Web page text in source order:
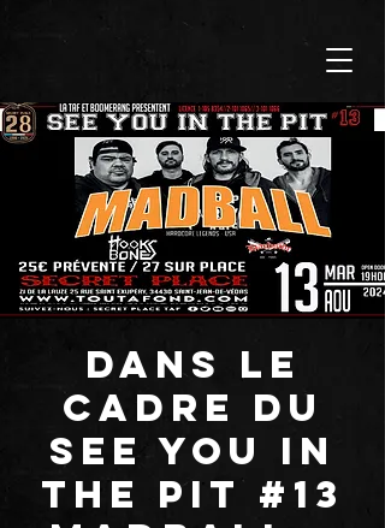
Dans le
cadre du
SEE YOU IN
THE PIT #13